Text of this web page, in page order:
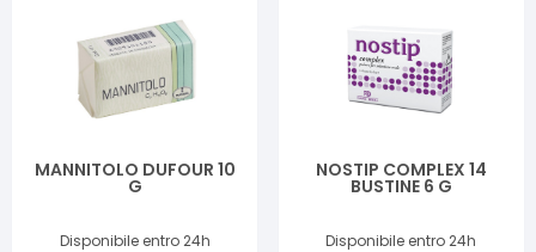
MANNITOLO DUFOUR 10
G
Disponibile entro 24h
NOSTIP COMPLEX 14
BUSTINE 6 G
Disponibile entro 24h